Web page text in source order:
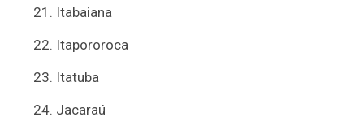
Itabaiana
Itapororoca
Itatuba
Jacaraú